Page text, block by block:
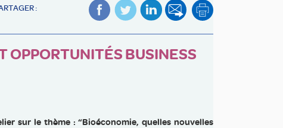
:
BUSINESS
sur le thème : “Bioéconomie, quelles nouvelles